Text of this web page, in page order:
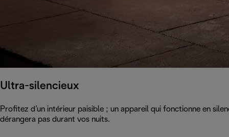
Ultra-silencieux
Profitez d’un intérieur paisible ; un appareil qui fonctionne en
dérangera pas durant vos nuits.